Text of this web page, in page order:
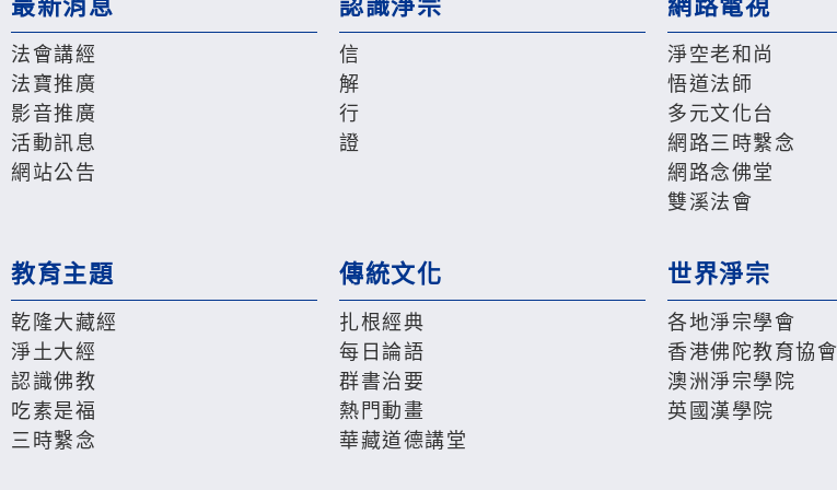
最新消息
法會講經
法寶推廣
影音推廣
活動訊息
網站公告
認識淨宗
信
解
行
證
網路電視
淨空老和尚
悟道法師
多元文化台
網路三時繫念
網路念佛堂
雙溪法會
教育主題
乾隆大藏經
淨土大經
認識佛教
吃素是福
三時繫念
傳統文化
扎根經典
每日論語
群書治要
熱門動畫
華藏道德講堂
世界淨宗
各地淨宗學會
香港佛陀教育協會
澳洲淨宗學院
英國漢學院